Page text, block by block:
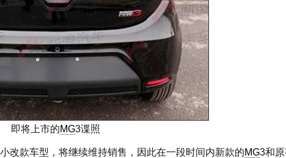
即将上市的MG3谍照
改款车型，将继续维持销售，因此在一段时间内新款的MG3和